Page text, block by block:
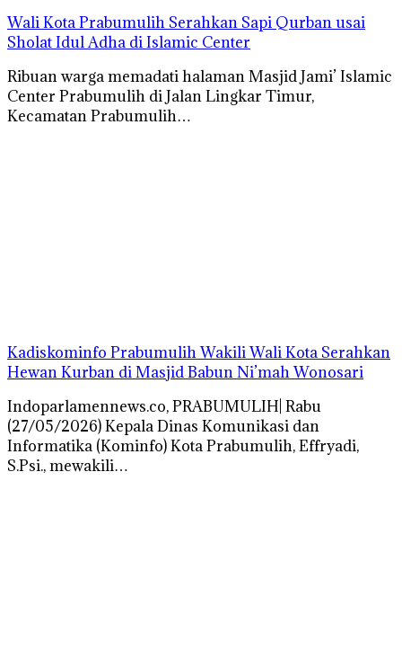
Wali Kota Prabumulih Serahkan Sapi Qurban usai
Sholat Idul Adha di Islamic Center
Ribuan warga memadati halaman Masjid Jami’ Islamic
Center Prabumulih di Jalan Lingkar Timur,
Kecamatan Prabumulih…
Kadiskominfo Prabumulih Wakili Wali Kota Serahkan
Hewan Kurban di Masjid Babun Ni’mah Wonosari
Indoparlamennews.co, PRABUMULIH| Rabu
(27/05/2026) Kepala Dinas Komunikasi dan
Informatika (Kominfo) Kota Prabumulih, Effryadi,
S.Psi., mewakili…